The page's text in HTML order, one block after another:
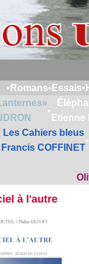
• Romans• Essais•
•
Etienne
Les Cahiers bleus
Francis COFFINET
•
à l'autre